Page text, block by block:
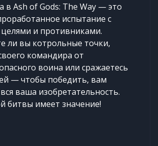
в Ash of Gods: The Way — это
испытание с
и противниками.
ли вы котрольные точки,
командира от
воина или сражаетесь
— чтобы победить, вам
ваша изобретательность.
битвы имеет значение!